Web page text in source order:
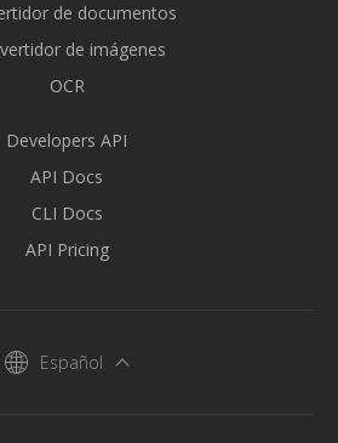
de documentos
de imágenes
OCR
Developers API
API Docs
CLI Docs
API Pricing
Español